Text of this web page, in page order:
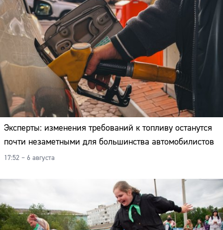
Эксперты: изменения требований к топливу останутся
почти незаметными для большинства автомобилистов
17:52 – 6 августа